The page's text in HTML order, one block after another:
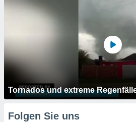
Tornados und extreme
Folgen Sie uns